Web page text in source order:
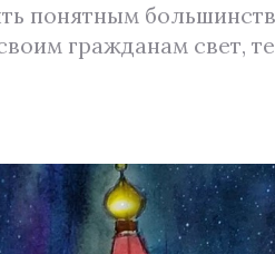
понятным
гражданам свет,